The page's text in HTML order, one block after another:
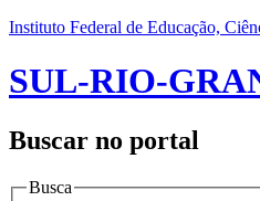
Instituto Federal de Educação,
SUL-RIO-
Buscar no portal
Busca